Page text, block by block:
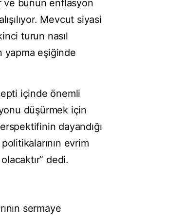
ve bunun enflasyon
Mevcut siyasi
turun nasıl
yapma eşiğinde
içinde önemli
düşürmek için
dayandığı
evrim
dedi.
sermaye